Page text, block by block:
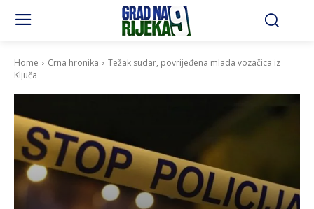
Home Crna hronika
Težak sudar, povrijeđena mlada vozačica iz
Ključa